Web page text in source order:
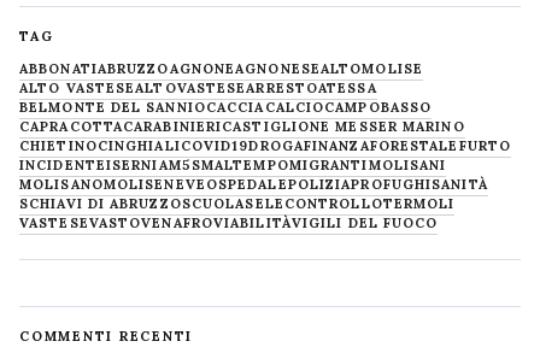
TAG
ABBONATIABRUZZOAGNONEAGNONESEALTOMOLISE
ALTO VASTESEALTOVASTESEARRESTOATESSA
BELMONTE DEL SANNIOCACCIACALCIOCAMPOBASSO
CAPRACOTTACARABINIERICASTIGLIONE MESSER MARINO
CHIETINOCINGHIALICOVID19DROGAFINANZAFORESTALE FURTO
INCIDENTEISERNIAM5SMALTEMPOMIGRANTIMOLISANI
MOLISANOMOLISENEVE OSPEDALEPOLIZIAPROFUGHISANITÀ
SCHIAVI DI ABRUZZOSCUOLASELECONTROLLOTERMOLI
VASTESEVASTOVENAFROVIABILITÀVIGILI DEL FUOCO
COMMENTI RECENTI